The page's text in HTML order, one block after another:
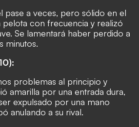
pase a veces, pero sólido en el
con frecuencia y realizó
Se lamentará haber perdido a
minutos.
problemas al principio y
amarilla por una entrada dura,
expulsado por una mano
anulando a su rival.